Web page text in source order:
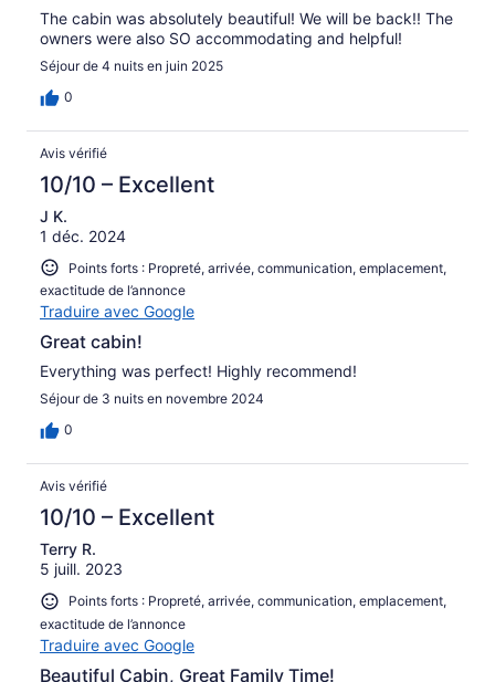
The cabin was absolutely beautiful! We will be back!! The
owners were also SO accommodating and helpful!
Séjour de 4 nuits en juin 2025
0
Avis vérifié
10/10 – Excellent
J K.
1 déc. 2024
Points forts : Propreté, arrivée, communication, emplacement,
exactitude de l’annonce
Traduire avec Google
Great cabin!
Everything was perfect! Highly recommend!
Séjour de 3 nuits en novembre 2024
0
Avis vérifié
10/10 – Excellent
Terry R.
5 juill. 2023
Points forts : Propreté, arrivée, communication, emplacement,
exactitude de l’annonce
Traduire avec Google
Beautiful Cabin, Great Family Time!